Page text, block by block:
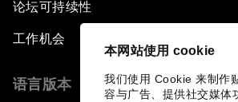
本网站使用 cookie
我们使用 Cookie 来制作
容与广告、提供社交媒体
论坛可持续性
工作机会
语言版本